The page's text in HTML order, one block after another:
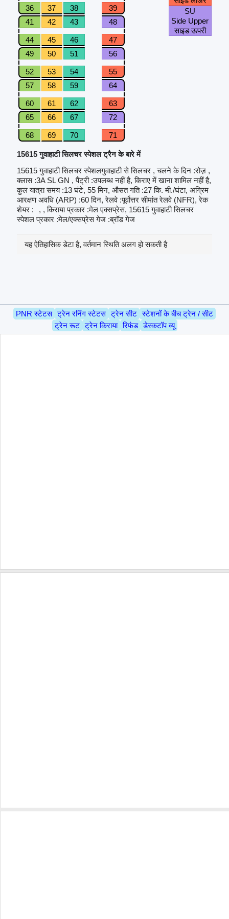
36 37 38
39
41
42 43 48
44 45 46
47
49
50 51 56
52 53 54
55
57
58 59 64
60 61 62
63
65
66 67 72
68 69 70 71
SU
Side Upper
साइड ऊपरी
15615 गुवाहाटी सिलचर स्पेशल ट्रैन के बारे में
15615 गुवाहाटी सिलचर स्पेशलगुवाहाटी से सिलचर , चलने के दिन :रोज़ ,
क्लास :3A SL GN , पैंट्री :उपलब्ध नहीं है, किराए में खाना शामिल नहीं है,
कुल यात्रा समय :13 घंटे, 55 मिन, औसत गति :27 कि. मी./घंटा, अग्रिम
आरक्षण अवधि (ARP) :60 दिन, रेलवे :पूर्वोत्तर सीमांत रेलवे (NFR), रेक
शेयर :
, , किराया प्रकार :मेल एक्सप्रेस, 15615 गुवाहाटी सिलचर
स्पेशल प्रकार :मेल/एक्सप्रेस गेज :ब्रॉड गेज
यह ऐतिहासिक डेटा है, वर्तमान स्थिति अलग हो सकती है
PNR स्टेटस ट्रेन रनिंग स्टेटस ट्रेन सीट स्टेशनों के बीच ट्रेन / सीट
ट्रेन रूट ट्रेन किराया रिफंड डेस्कटॉप व्यू